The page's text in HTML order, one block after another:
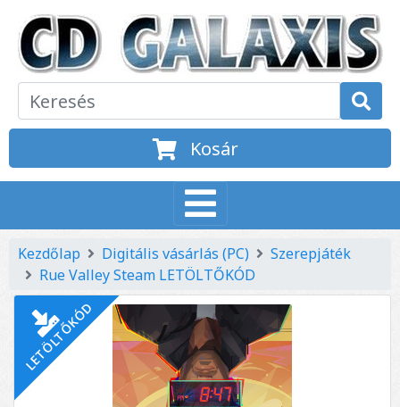
Kosár
Kezdőlap Digitális vásárlás (PC)
Szerepjáték
Rue Valley Steam LETÖLTŐKÓD
LETÖLTŐKÓD